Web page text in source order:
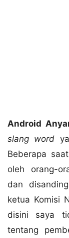
Android
slang word
Beberapa
oleh orang-
dan
ketua Komisi
disini saya
tentang